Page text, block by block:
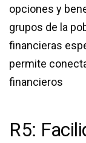
opciones y
grupos de la
financieras
permite
financieros
R5: